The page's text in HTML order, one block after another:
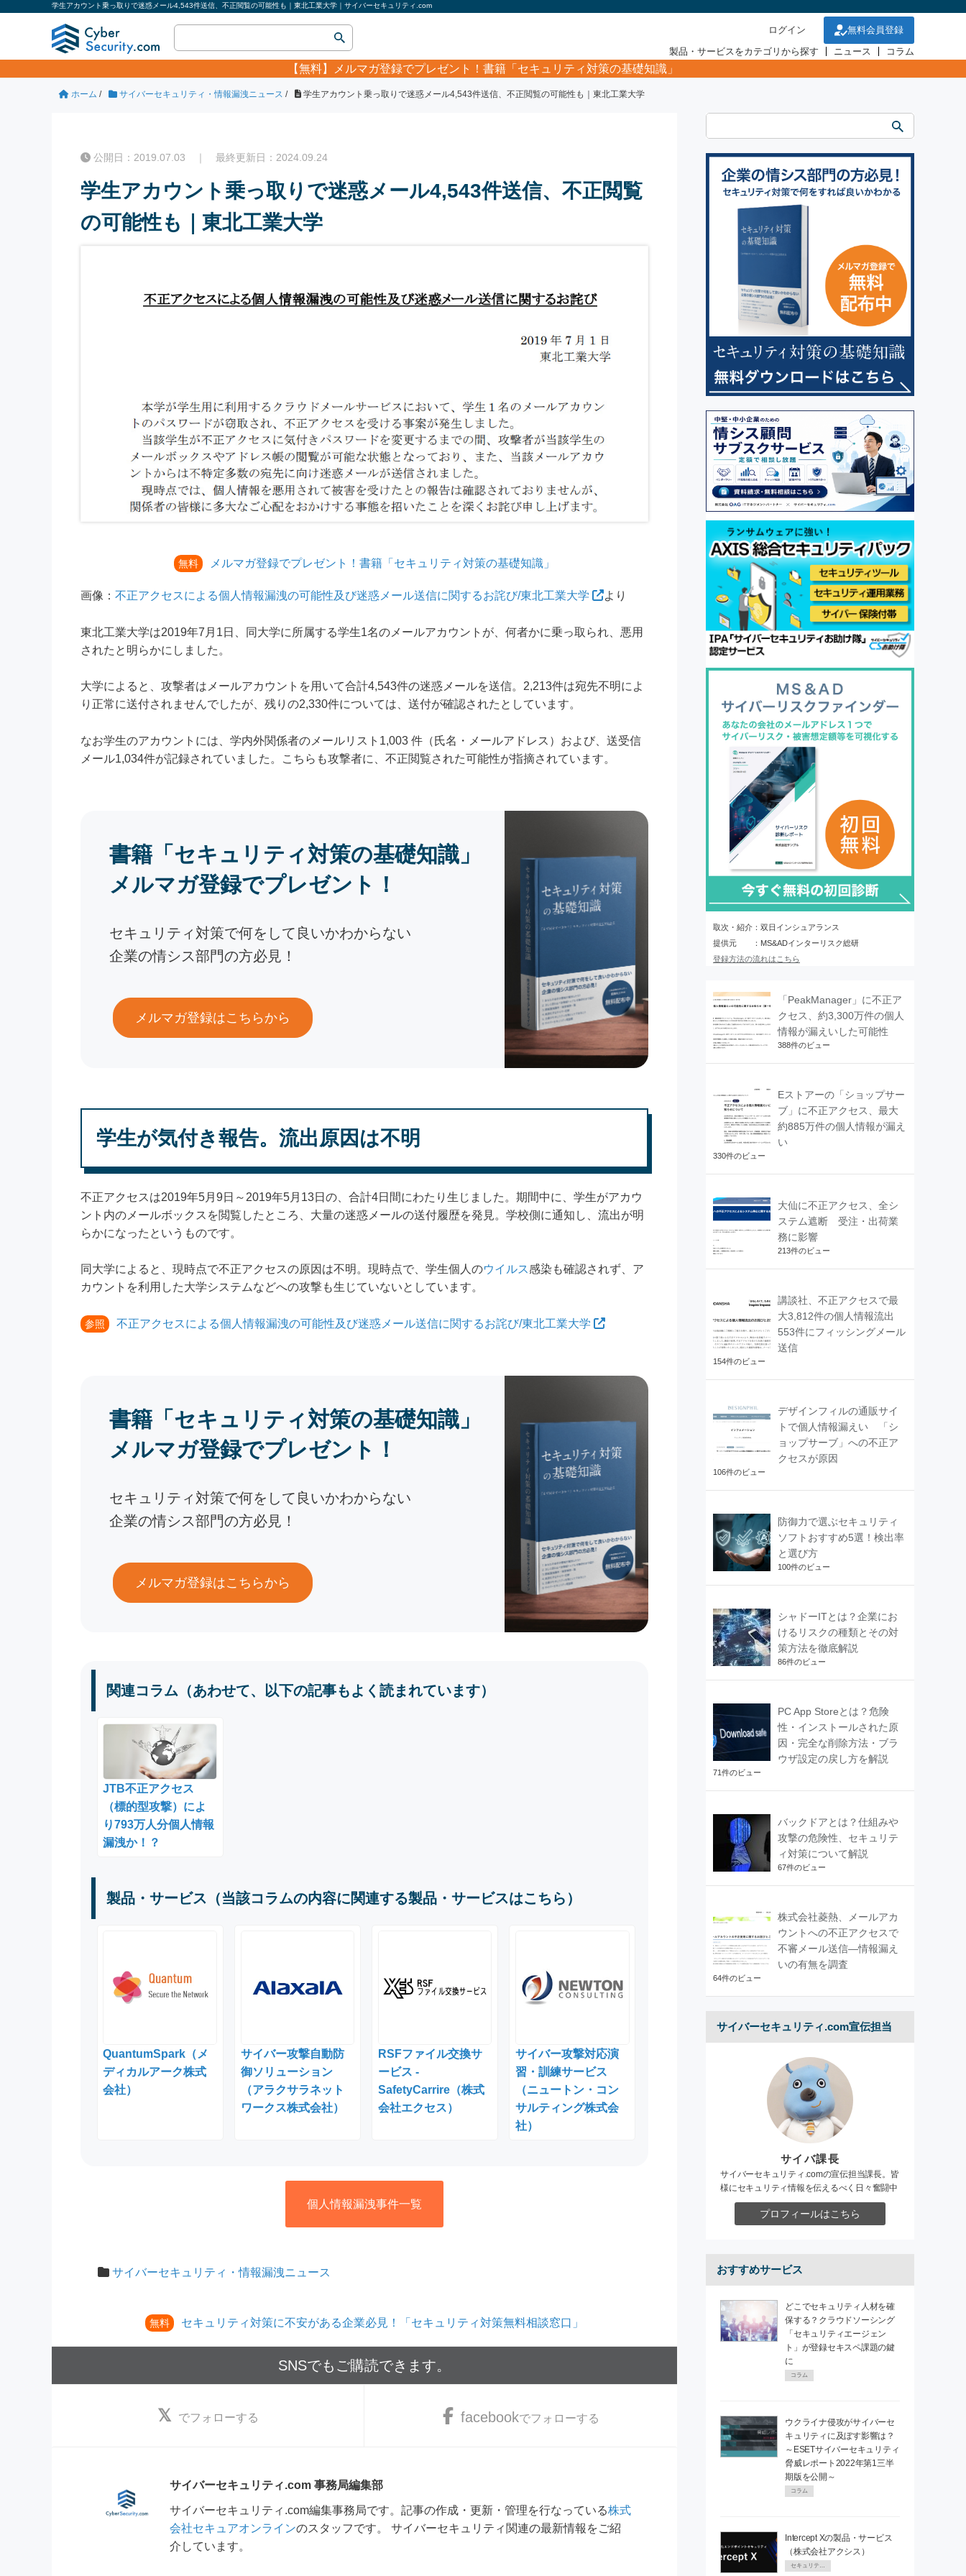
学生アカウント乗っ取りで迷惑メール4,543件送信、不正閲覧の可能性も｜東北工業大学｜サイバーセキュリティ.com
ログイン
無料会員登録
製品・サービスをカテゴリから探す
ニュース コラム
【無料】 メルマガ登録でプレゼント！書籍「セキュリティ対策の基礎知識」
ホーム / サイバーセキュリティ・情報漏洩ニュース / 学生アカウント乗っ取りで迷惑メール4,543件送信、不正閲覧の可能性も｜東北工業大学
公開日：2019.07.03 ｜ 最終更新日：2024.09.24
学生アカウント乗っ取りで迷惑メール4,543件送信、不正閲覧
の可能性も｜東北工業大学
無料 メルマガ登録でプレゼント！書籍「セキュリティ対策の基礎知識」
画像： 不正アクセスによる個人情報漏洩の可能性及び迷惑メール送信に関するお詫び/東北工業大学 より
東北工業大学は2019年7月1日、同大学に所属する学生1名のメールアカウントが、何者かに乗っ取られ、悪用
されたと明らかにしました。
大学によると、攻撃者はメールアカウントを用いて合計4,543件の迷惑メールを送信。2,213件は宛先不明によ
り正常に送付されませんでしたが、残りの2,330件については、送付が確認されたとしています。
なお学生のアカウントには、学内外関係者のメールリスト1,003 件（氏名・メールアドレス）および、送受信
メール1,034件が記録されていました。こちらも攻撃者に、不正閲覧された可能性が指摘されています。
書籍「セキュリティ対策の基礎知識」
メルマガ登録でプレゼント！
セキュリティ対策で何をして良いかわからない
企業の情シス部門の方必見！
メルマガ登録はこちらから
学生が気付き報告。流出原因は不明
不正アクセスは2019年5月9日～2019年5月13日の、合計4日間にわたり生じました。期間中に、学生がアカウ
ント内のメールボックスを閲覧したところ、大量の迷惑メールの送付履歴を発見。学校側に通知し、流出が明
らかになったというものです。
同大学によると、現時点で不正アクセスの原因は不明。現時点で、学生個人のウイルス感染も確認されず、ア
カウントを利用した大学システムなどへの攻撃も生じていないとしています。
参照 不正アクセスによる個人情報漏洩の可能性及び迷惑メール送信に関するお詫び/東北工業大学
書籍「セキュリティ対策の基礎知識」
メルマガ登録でプレゼント！
セキュリティ対策で何をして良いかわからない
企業の情シス部門の方必見！
メルマガ登録はこちらから
関連コラム（あわせて、以下の記事もよく読まれています）
JTB不正アクセス
（標的型攻撃）によ
り793万人分個人情報
漏洩か！？
製品・サービス（当該コラムの内容に関連する製品・サービスはこちら）
QuantumSpark（メ
ディカルアーク株式
会社）
サイバー攻撃自動防
御ソリューション
（アラクサラネット
ワークス株式会社）
RSFファイル交換サ
ービス -
SafetyCarrire（株式
会社エクセス）
サイバー攻撃対応演
習・訓練サービス
（ニュートン・コン
サルティング株式会
社）
個人情報漏洩事件一覧
サイバーセキュリティ・情報漏洩ニュース
無料 セキュリティ対策に不安がある企業必見！「セキュリティ対策無料相談窓口」
SNSでもご購読できます。
でフォローする facebookでフォローする
サイバーセキュリティ.com 事務局編集部
サイバーセキュリティ.com編集事務局です。記事の作成・更新・管理を行なっている株式
会社セキュアオンラインのスタッフです。 サイバーセキュリティ関連の最新情報をご紹
介しています。
取次・紹介：双日インシュアランス
提供元 ：MS&ADインターリスク総研
登録方法の流れはこちら
「PeakManager」に不正ア
クセス、約3,300万件の個人
情報が漏えいした可能性
388件のビュー
Eストアーの「ショップサー
ブ」に不正アクセス、最大
約885万件の個人情報が漏え
い
330件のビュー
大仙に不正アクセス、全シ
ステム遮断 受注・出荷業
務に影響
213件のビュー
講談社、不正アクセスで最
大3,812件の個人情報流出
553件にフィッシングメール
送信
154件のビュー
デザインフィルの通販サイ
トで個人情報漏えい 「シ
ョップサーブ」への不正ア
クセスが原因
106件のビュー
防御力で選ぶセキュリティ
ソフトおすすめ5選！検出率
と選び方
100件のビュー
シャドーITとは？企業にお
けるリスクの種類とその対
策方法を徹底解説
86件のビュー
PC App Storeとは？危険
性・インストールされた原
因・完全な削除方法・ブラ
ウザ設定の戻し方を解説
71件のビュー
バックドアとは？仕組みや
攻撃の危険性、セキュリテ
ィ対策について解説
67件のビュー
株式会社菱熱、メールアカ
ウントへの不正アクセスで
不審メール送信―情報漏え
いの有無を調査
64件のビュー
サイバーセキュリティ.com宣伝担当
サイバ課長
サイバーセキュリティ.comの宣伝担当課長。皆
様にセキュリティ情報を伝えるべく日々奮闘中
プロフィールはこちら
おすすめサービス
どこでセキュリティ人材を確
保する？クラウドソーシング
「セキュリティエージェン
ト」が登録セキスペ課題の鍵
に
コラム
ウクライナ侵攻がサイバーセ
キュリティに及ぼす影響は？
～ESETサイバーセキュリティ
脅威レポート2022年第1三半
期版を公開～
コラム
Intercept Xの製品・サービス
（株式会社アクシス）
セキュリティPR